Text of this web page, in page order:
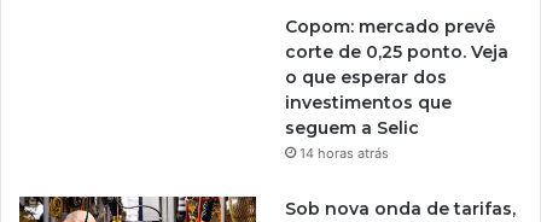
Copom: mercado prevê
corte de 0,25 ponto. Veja
o que esperar dos
investimentos que
seguem a Selic
14 horas atrás
Sob nova onda de tarifas,